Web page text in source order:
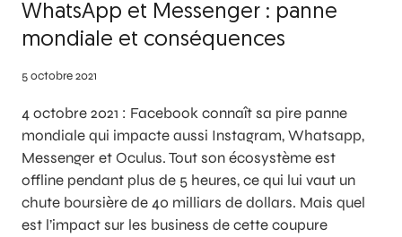
WhatsApp et Messenger : panne
mondiale et conséquences
5 octobre 2021
4 octobre 2021 : Facebook connaît sa pire panne
mondiale qui impacte aussi Instagram, Whatsapp,
Messenger et Oculus. Tout son écosystème est
offline pendant plus de 5 heures, ce qui lui vaut un
chute boursière de 40 milliars de dollars. Mais quel
est l’impact sur les business de cette coupure